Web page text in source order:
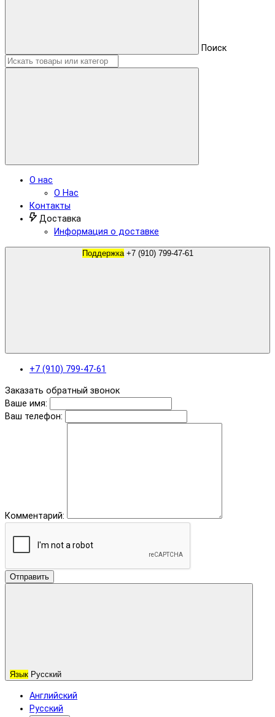
Поиск
О нас
О Нас
Контакты
Доставка
Информация о доставке
Поддержка +7 (910) 799-47-61
+7 (910) 799-47-61
Заказать обратный звонок
Ваше имя:
Ваш телефон:
Комментарий:
Отправить
Язык Русский
Английский
Русский